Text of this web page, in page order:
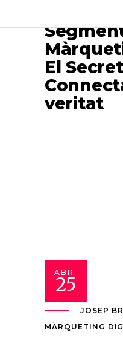
El
veritat
ABR.
25
JOSEP
MÀRQUETING